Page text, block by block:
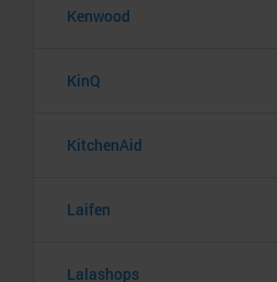
Kenwood
KinQ
KitchenAid
Laifen
Lalashops